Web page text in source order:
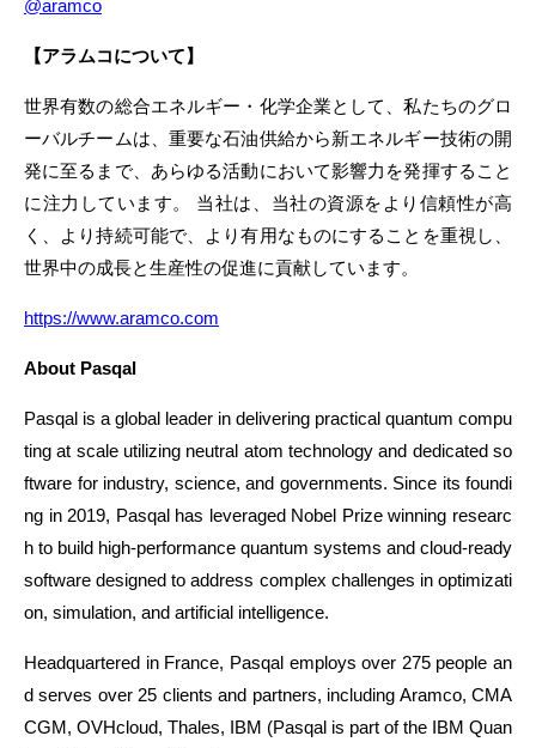
@aramco
【アラムコについて】
世界有数の総合エネルギー・化学企業として、私たちのグロ
ーバルチームは、重要な石油供給から新エネルギー技術の開
発に至るまで、あらゆる活動において影響力を発揮すること
に注力しています。 当社は、当社の資源をより信頼性が高
く、より持続可能で、より有用なものにすることを重視し、
世界中の成長と生産性の促進に貢献しています。
https://www.aramco.com
About Pasqal
Pasqal is a global leader in delivering practical quantum compu
ting at scale utilizing neutral atom technology and dedicated so
ftware for industry, science, and governments. Since its foundi
ng in 2019, Pasqal has leveraged Nobel Prize winning researc
h to build high-performance quantum systems and cloud-ready
software designed to address complex challenges in optimizati
on, simulation, and artificial intelligence.
Headquartered in France, Pasqal employs over 275 people an
d serves over 25 clients and partners, including Aramco, CMA
CGM, OVHcloud, Thales, IBM (Pasqal is part of the IBM Quan